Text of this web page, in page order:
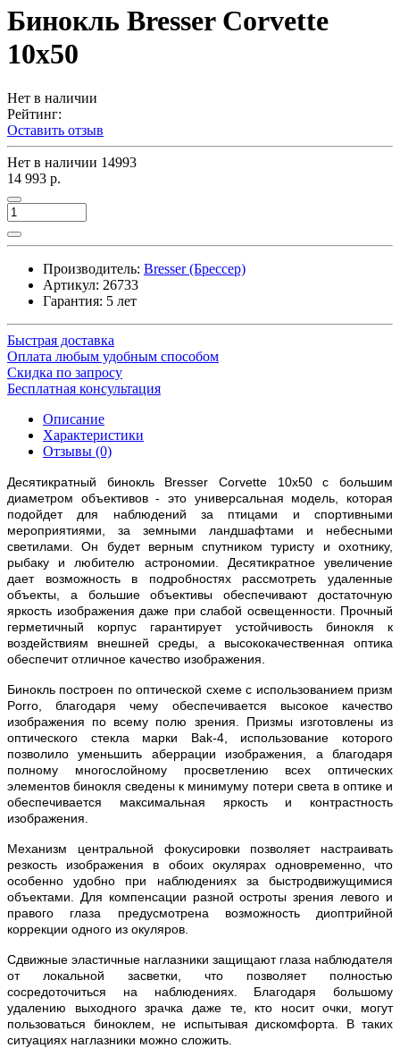
Бинокль Bresser Corvette
10x50
Нет в наличии
Рейтинг:
Оставить отзыв
Нет в наличии 14993
14 993 р.
Производитель: Bresser (Брессер)
Артикул: 26733
Гарантия: 5 лет
Быстрая доставка
Оплата любым удобным способом
Скидка по запросу
Бесплатная консультация
Описание
Характеристики
Отзывы (0)
Десятикратный бинокль Bresser Corvette 10x50 с большим
диаметром объективов - это универсальная модель, которая
подойдет для наблюдений за птицами и спортивными
мероприятиями, за земными ландшафтами и небесными
светилами. Он будет верным спутником туристу и охотнику,
рыбаку и любителю астрономии. Десятикратное увеличение
дает возможность в подробностях рассмотреть удаленные
объекты, а большие объективы обеспечивают достаточную
яркость изображения даже при слабой освещенности. Прочный
герметичный корпус гарантирует устойчивость бинокля к
воздействиям внешней среды, а высококачественная оптика
обеспечит отличное качество изображения.
Бинокль построен по оптической схеме с использованием призм
Porro, благодаря чему обеспечивается высокое качество
изображения по всему полю зрения. Призмы изготовлены из
оптического стекла марки Bak-4, использование которого
позволило уменьшить аберрации изображения, а благодаря
полному многослойному просветлению всех оптических
элементов бинокля сведены к минимуму потери света в оптике и
обеспечивается максимальная яркость и контрастность
изображения.
Механизм центральной фокусировки позволяет настраивать
резкость изображения в обоих окулярах одновременно, что
особенно удобно при наблюдениях за быстродвижущимися
объектами. Для компенсации разной остроты зрения левого и
правого глаза предусмотрена возможность диоптрийной
коррекции одного из окуляров.
Сдвижные эластичные наглазники защищают глаза наблюдателя
от локальной засветки, что позволяет полностью
сосредоточиться на наблюдениях. Благодаря большому
удалению выходного зрачка даже те, кто носит очки, могут
пользоваться биноклем, не испытывая дискомфорта. В таких
ситуациях наглазники можно сложить.